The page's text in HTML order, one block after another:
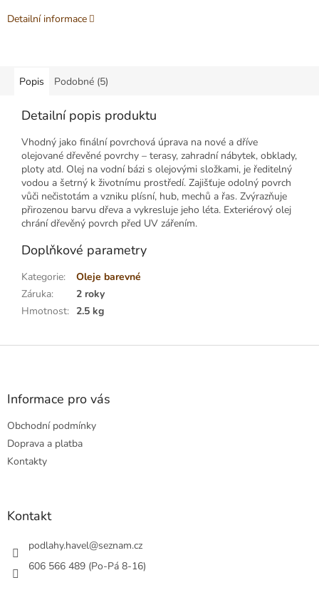
Detailní informace
Popis Podobné (5)
Detailní popis produktu
Vhodný jako finální povrchová úprava na nové a dříve
olejované dřevěné povrchy – terasy, zahradní nábytek, obklady,
ploty atd. Olej na vodní bázi s olejovými složkami, je ředitelný
vodou a šetrný k životnímu prostředí. Zajišťuje odolný povrch
vůči nečistotám a vzniku plísní, hub, mechů a řas. Zvýrazňuje
přirozenou barvu dřeva a vykresluje jeho léta. Exteriérový olej
chrání dřevěný povrch před UV zářením.
Doplňkové parametry
Kategorie:
Oleje barevné
Záruka:
2 roky
Hmotnost: 2.5 kg
Z
Informace pro vás
Obchodní podmínky
Doprava a platba
Kontakty
Kontakt
podlahy.havel@seznam.cz
606 566 489 (Po-Pá 8-16)